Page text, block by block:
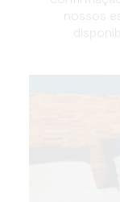
nossos